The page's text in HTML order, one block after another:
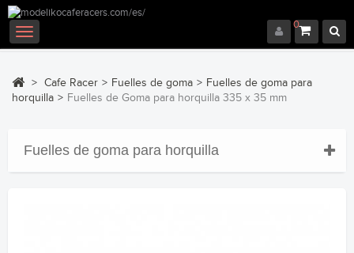
0
Navegación
Toggle
> Cafe Racer > Fuelles de goma > Fuelles de goma para
horquilla > Fuelles de Goma para horquilla 335 x 35 mm
Fuelles de goma para horquilla